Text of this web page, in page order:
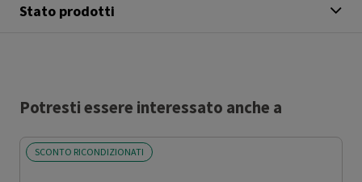
Stato prodotti
Potresti essere interessato anche a
SCONTO RICONDIZIONATI